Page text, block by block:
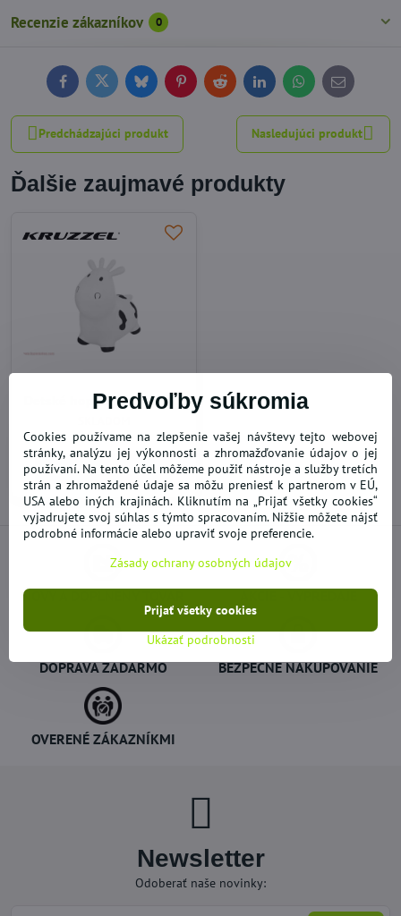
Recenzie zákazníkov 0
FacebookTwitterBlueskyPinterestReddit LinkedInWhatsApp
E-
mail
Predchádzajúci produkt Nasledujúci produkt
Ďalšie zaujmavé produkty
Detské hopsadlo Kravička
16,91 €
Do košíka
NOVÝ A DOPLNENÝ TOVAR
DOPRAVA ZADARMO BEZPEČNÉ NAKUPOVANIE
OVERENÉ ZÁKAZNÍKMI
Newsletter
Odoberať naše novinky:
Predvoľby súkromia
Cookies používame na zlepšenie vašej návštevy tejto webovej
stránky, analýzu jej výkonnosti a zhromažďovanie údajov o jej
používaní. Na tento účel môžeme použiť nástroje a služby tretích
strán a zhromaždené údaje sa môžu preniesť k partnerom v EÚ,
USA alebo iných krajinách. Kliknutím na „Prijať všetky cookies“
vyjadrujete svoj súhlas s týmto spracovaním. Nižšie môžete nájsť
podrobné informácie alebo upraviť svoje preferencie.
Zásady ochrany osobných údajov
Ukázať podrobnosti
Prijať všetky cookies